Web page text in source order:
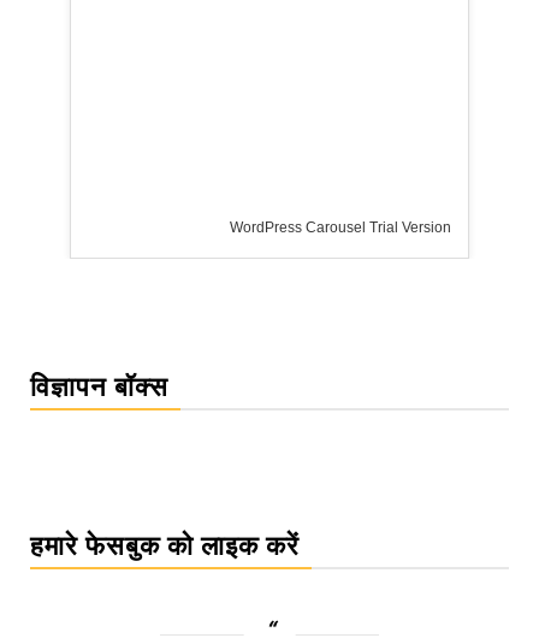
विज्ञापन बॉक्स
हमारे फेसबुक को लाइक करें